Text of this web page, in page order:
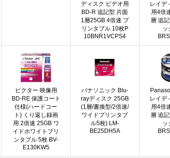
ディスク ビデオ用
BD-R 追記型 片面
1層25GB 4倍速 プ
リンタブル 10枚P
10BNR1VCPS4
レイデ
用4倍
層 追
ッ
ビクター 映像用
BD-RE 保護コート
仕様(ハードコー
ト) くり返し録画
用 2倍速 25GB ワ
イドホワイトプリ
ンタブル 5枚 BV-
E130KW5
パナソニック Blu-
rayディスク 25GB
(1層/書換型/2倍速/
ワイドプリンタブ
ル5枚) LM-
BE25DH5A
レイデ
用4倍
層 追
ッ